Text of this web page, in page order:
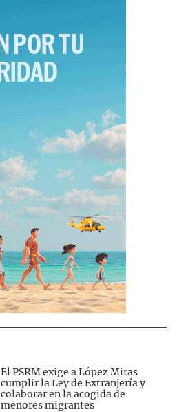
El PSRM exige a López Miras
cumplir la Ley de Extranjería y
colaborar en la acogida de
menores migrantes